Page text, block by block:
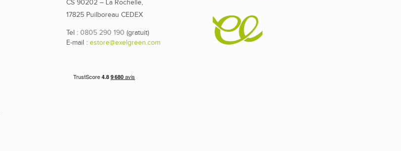
CS 90202 – La Rochelle,
17825 Puilboreau CEDEX
Tel : 0805 290 190 (gratuit)
E-mail : estore@exelgreen.com